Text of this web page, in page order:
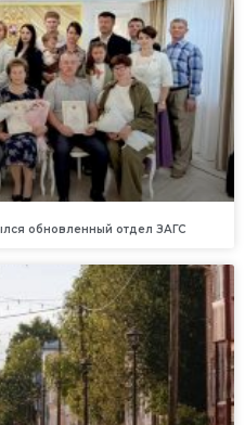
обновленный отдел ЗАГС